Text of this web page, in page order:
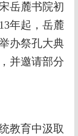
岳麓书院初
年起，岳麓
办祭孔大典
并邀请部分
教育中汲取